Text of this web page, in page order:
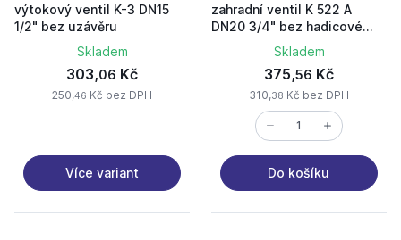
výtokový ventil K-3 DN15
1/2" bez uzávěru
Skladem
303,06 Kč
250,46 Kč bez DPH
Více variant
zahradní ventil K 522 A
DN20 3/4" bez hadicové
Skladem
375,56 Kč
310,38 Kč bez DPH
Do košíku